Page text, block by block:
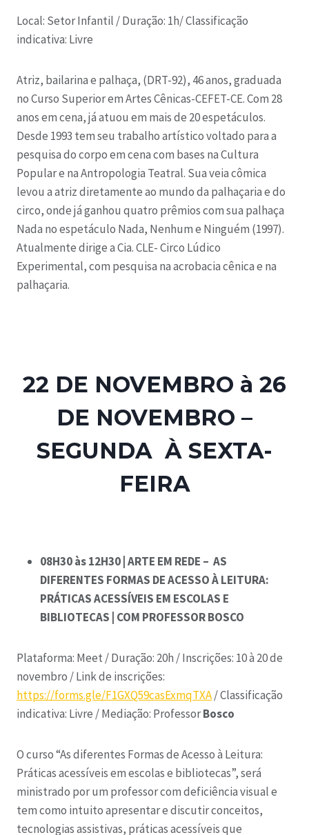
Local: Setor Infantil /Duração: 1h/Classificação
indicativa: Livre
Atriz, bailarina e palhaça, (DRT-92), 46 anos, graduada
no Curso Superior em Artes Cênicas-CEFET-CE. Com 28
anos em cena, já atuou em mais de 20 espetáculos.
Desde 1993 tem seu trabalho artístico voltado para a
pesquisa do corpo em cena com bases na Cultura
Popular e na Antropologia Teatral. Sua veia cômica
levou a atriz diretamente ao mundo da palhaçaria e do
circo, onde já ganhou quatro prêmios com sua palhaça
Nada no espetáculo Nada, Nenhum e Ninguém (1997).
Atualmente dirige a Cia. CLE- Circo Lúdico
Experimental, com pesquisa na acrobacia cênica e na
palhaçaria.
22 DE NOVEMBRO à 26
DE NOVEMBRO –
SEGUNDA À SEXTA-
FEIRA
08H30 às 12H30 | ARTE EM REDE – AS
DIFERENTES FORMAS DE ACESSO À LEITURA:
PRÁTICAS ACESSÍVEIS EM ESCOLAS E
BIBLIOTECAS | COM PROFESSOR BOSCO
Plataforma: Meet /Duração: 20h /Inscrições: 10 à 20 de
novembro /Link de inscrições:
https://forms.gle/F1GXQ59casExmqTXA/Classificação
indicativa: Livre /Mediação: ProfessorBosco
O curso “As diferentes Formas de Acesso à Leitura:
Práticas acessíveis em escolas e bibliotecas”, será
ministrado por um professor com deficiência visual e
tem como intuito apresentar e discutir conceitos,
tecnologias assistivas, práticas acessíveis que